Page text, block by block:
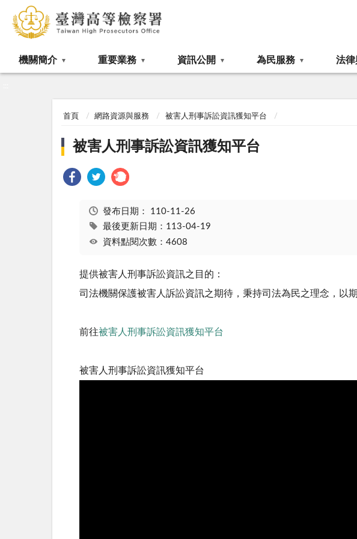
機關簡介 重要業務 資訊公開 為民服務 法律
首頁 網路資源與服務 被害人刑事訴訟資訊獲知平台
被害人刑事訴訟資訊獲知平台
發布日期： 110-11-26
最後更新日期：113-04-19
資料點閱次數：4608
提供被害人刑事訴訟資訊之目的：
司法機關保護被害人訴訟資訊之期待，秉持司法為民之理念，以
前往被害人刑事訴訟資訊獲知平台
被害人刑事訴訟資訊獲知平台